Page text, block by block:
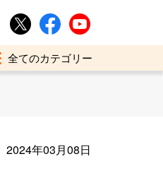
2024年03月08日